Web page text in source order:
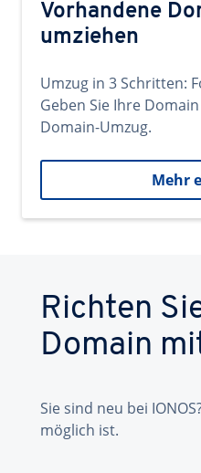
Vorhandene
umziehen
Umzug in 3 Schritten:
Geben Sie Ihre
Domain-Umzug.
Mehr
Richten
Domain
Sie sind neu bei
möglich ist.